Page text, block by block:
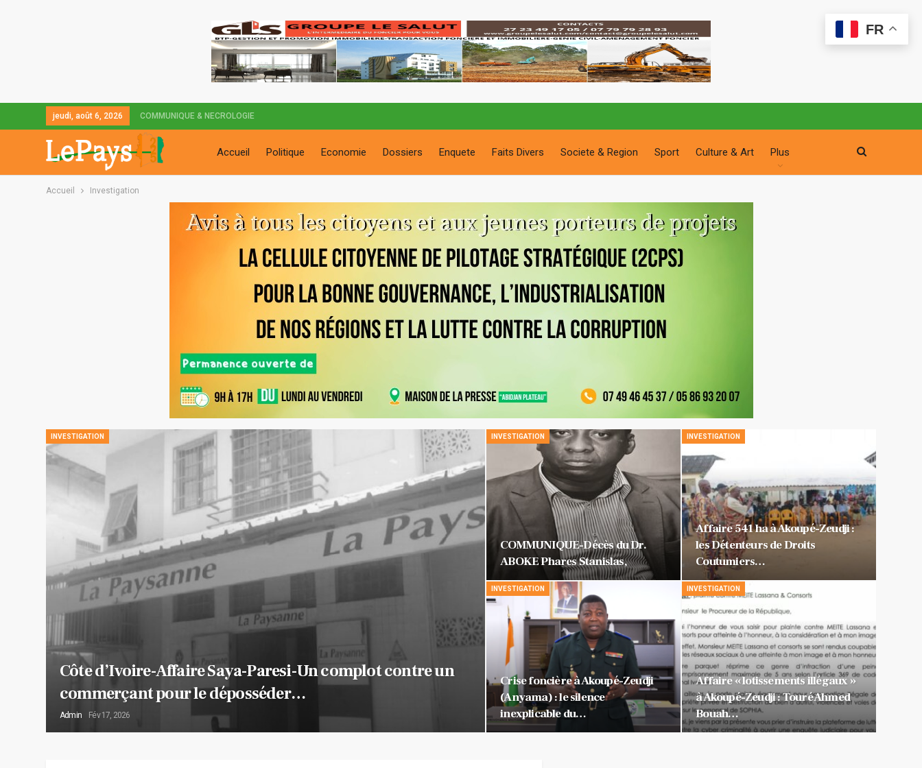
jeudi, août 6, 2026 COMMUNIQUE & NECROLOGIE
Accueil Politique Economie Dossiers Enquete Faits Divers Societe & Region Sport Culture & Art Plus
Accueil Investigation
INVESTIGATION
Côte d’Ivoire-Affaire Saya-Paresi-Un complot contre un
commerçant pour le déposséder…
Admin Fév 17, 2026
INVESTIGATION
COMMUNIQUE-Décès du Dr.
ABOKE Phares Stanislas,
INVESTIGATION
Affaire 541 ha à Akoupé-Zeudji :
les Détenteurs de Droits
Coutumiers…
INVESTIGATION
Crise foncière à Akoupé-Zeudji
(Anyama) : le silence
inexplicable du…
INVESTIGATION
Affaire « lotissements illégaux »
à Akoupé-Zeudji : Touré Ahmed
Bouah…
FR